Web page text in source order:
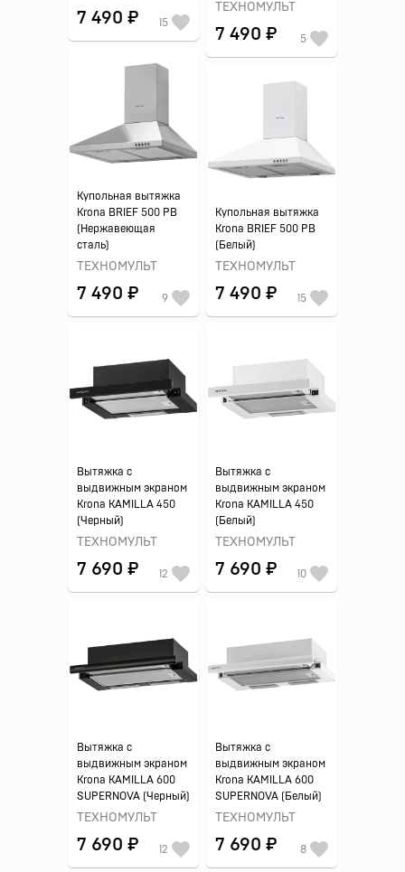
7 490 ₽ 15
ТЕХНОМУЛЬТ
7 490 ₽ 5
Купольная вытяжка
Krona BRIEF 500 PB
(Нержавеющая
сталь)
ТЕХНОМУЛЬТ
7 490 ₽ 9
Купольная вытяжка
Krona BRIEF 500 PB
(Белый)
ТЕХНОМУЛЬТ
7 490 ₽ 15
Вытяжка с
выдвижным экраном
Krona KAMILLA 450
(Черный)
ТЕХНОМУЛЬТ
7 690 ₽ 12
Вытяжка с
выдвижным экраном
Krona KAMILLA 450
(Белый)
ТЕХНОМУЛЬТ
7 690 ₽ 10
Вытяжка с
выдвижным экраном
Krona KAMILLA 600
SUPERNOVA (Черный)
ТЕХНОМУЛЬТ
7 690 ₽ 12
Вытяжка с
выдвижным экраном
Krona KAMILLA 600
SUPERNOVA (Белый)
ТЕХНОМУЛЬТ
7 690 ₽ 8